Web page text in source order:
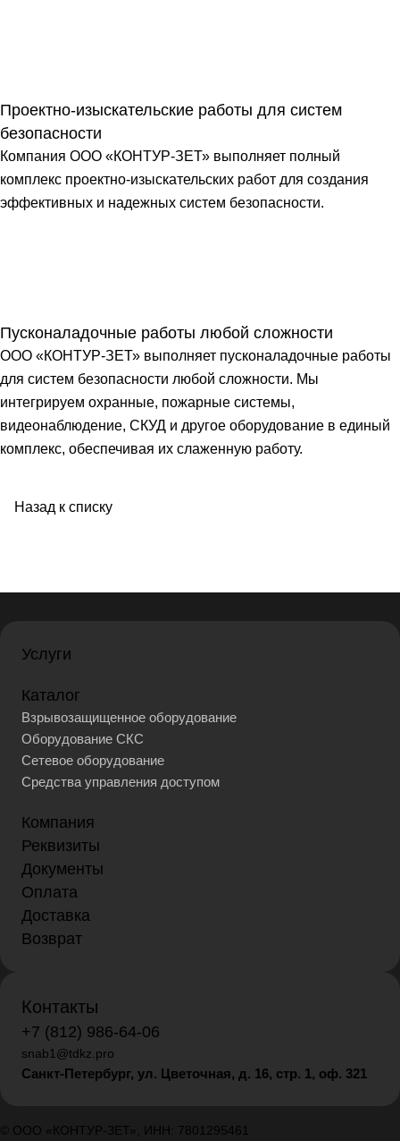
Проектно-изыскательские работы для систем
безопасности
Компания ООО «КОНТУР-ЗЕТ» выполняет полный
комплекс проектно-изыскательских работ для создания
эффективных и надежных систем безопасности.
Пусконаладочные работы любой сложности
ООО «КОНТУР-ЗЕТ» выполняет пусконаладочные работы
для систем безопасности любой сложности. Мы
интегрируем охранные, пожарные системы,
видеонаблюдение, СКУД и другое оборудование в единый
комплекс, обеспечивая их слаженную работу.
Назад к списку
Услуги
Каталог
Взрывозащищенное оборудование
Оборудование СКС
Сетевое оборудование
Средства управления доступом
Компания
Реквизиты
Документы
Оплата
Доставка
Возврат
Контакты
+7 (812) 986-64-06
snab1@tdkz.pro
Санкт-Петербург, ул. Цветочная, д. 16, стр. 1, оф. 321
© ООО «КОНТУР-ЗЕТ», ИНН: 7801295461